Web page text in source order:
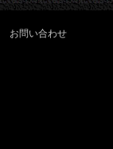
お問い合わせ